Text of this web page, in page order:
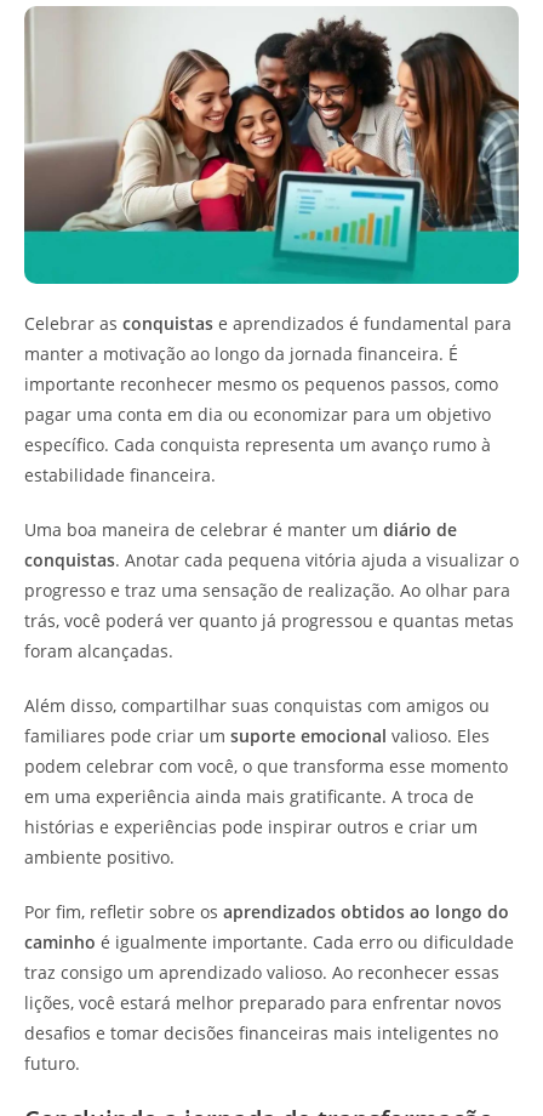
Celebrar as conquistas e aprendizados é fundamental para
manter a motivação ao longo da jornada financeira. É
importante reconhecer mesmo os pequenos passos, como
pagar uma conta em dia ou economizar para um objetivo
específico. Cada conquista representa um avanço rumo à
estabilidade financeira.
Uma boa maneira de celebrar é manter um diário de
conquistas. Anotar cada pequena vitória ajuda a visualizar o
progresso e traz uma sensação de realização. Ao olhar para
trás, você poderá ver quanto já progressou e quantas metas
foram alcançadas.
Além disso, compartilhar suas conquistas com amigos ou
familiares pode criar um suporte emocional valioso. Eles
podem celebrar com você, o que transforma esse momento
em uma experiência ainda mais gratificante. A troca de
histórias e experiências pode inspirar outros e criar um
ambiente positivo.
Por fim, refletir sobre os aprendizados obtidos ao longo do
caminho é igualmente importante. Cada erro ou dificuldade
traz consigo um aprendizado valioso. Ao reconhecer essas
lições, você estará melhor preparado para enfrentar novos
desafios e tomar decisões financeiras mais inteligentes no
futuro.